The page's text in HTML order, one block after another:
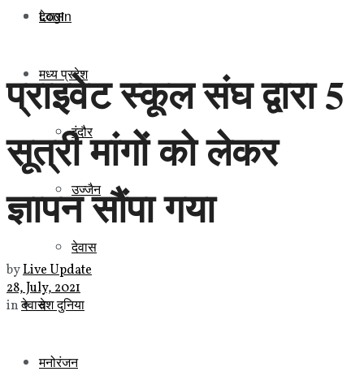
Login
देवास
मध्य प्रदेश
इंदौर
उज्जैन
देवास
देश दुनिया
मनोरंजन
प्राइवेट स्कूल संघ द्वारा 5
सूत्री मांगों को लेकर
ज्ञापन सौंपा गया
byLive Update
28, July, 2021
inदेवास